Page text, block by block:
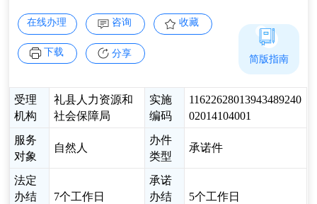
在线办理 咨询 收藏
下载 分享
受理
机构
礼县人力资源和
社会保障局
实施
编码
11622628013943489240
02014104001
服务
对象
自然人
办件
类型
承诺件
法定
办结
7个工作日
承诺
办结
5个工作日
简版指南